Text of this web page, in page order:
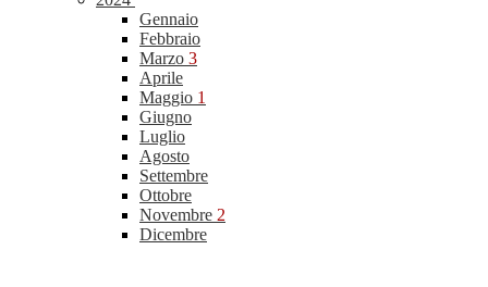
Gennaio
Febbraio
Marzo 3
Aprile
Maggio 1
Giugno
Luglio
Agosto
Settembre
Ottobre
Novembre 2
Dicembre